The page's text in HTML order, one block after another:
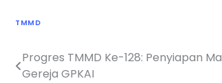
TMMD
Navigasi
Progres TMMD Ke-128: Penyiapan
Gereja GPKAI